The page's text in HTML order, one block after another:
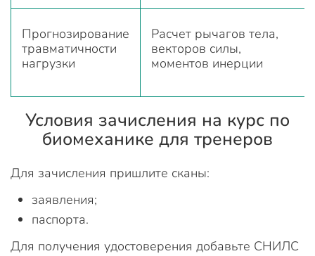
Прогнозирование
травматичности
нагрузки
Расчет рычагов тела,
векторов силы,
моментов инерции
Условия зачисления на курс по
биомеханике для тренеров
Для зачисления пришлите сканы:
заявления;
паспорта.
Для получения удостоверения добавьте СНИЛС